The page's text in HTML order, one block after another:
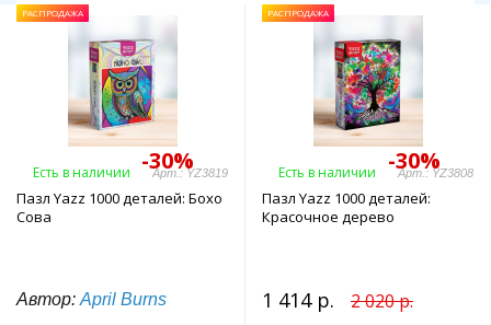
РАСПРОДАЖА
-30%
Есть в наличии Арт.: YZ3819
Пазл Yazz 1000 деталей: Бохо
Сова
Автор: April Burns
РАСПРОДАЖА
-30%
Есть в наличии Арт.: YZ3808
Пазл Yazz 1000 деталей:
Красочное дерево
1 414 р. 2 020 р.